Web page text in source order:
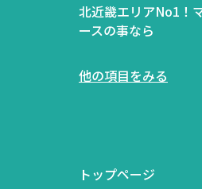
北近畿エリアNo1！
ースの事なら
他の項目をみる
トップページ